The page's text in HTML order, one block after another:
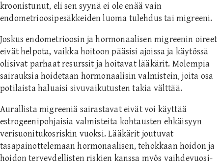
kroonistunut, eli sen syynä ei ole enää vain
endometrioosipesäkkeiden luoma tulehdus tai migreeni.
Joskus endometrioosin ja hormonaalisen migreenin oireet
eivät helpota, vaikka hoitoon pääsisi ajoissa ja käytössä
olisivat parhaat resurssit ja hoitavat lääkärit. Molempia
sairauksia hoidetaan hormonaalisin valmistein, joita osa
potilaista haluaisi sivuvaikutusten takia välttää.
Aurallista migreeniä sairastavat eivät voi käyttää
estrogeenipohjaisia valmisteita kohtausten ehkäisyyn
verisuonitukosriskin vuoksi. Lääkärit joutuvat
tasapainottelemaan hormonaalisen, tehokkaan hoidon ja
hoidon terveydellisten riskien kanssa myös vaihdevuosi-